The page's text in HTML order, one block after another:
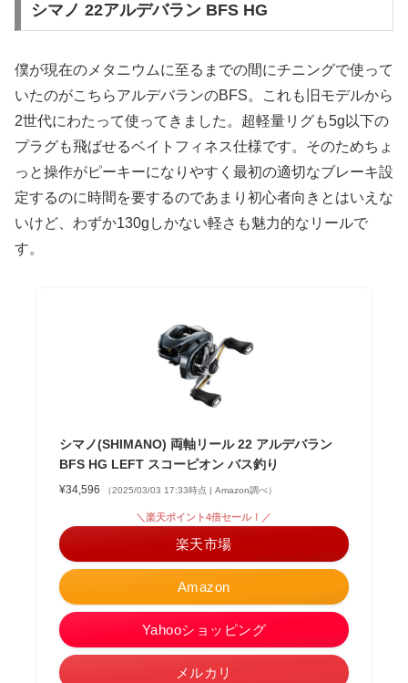
シマノ 22アルデバラン BFS HG
僕が現在のメタニウムに至るまでの間にチニングで使って
いたのがこちらアルデバランのBFS。これも旧モデルから
2世代にわたって使ってきました。超軽量リグも5g以下の
プラグも飛ばせるベイトフィネス仕様です。そのためちょ
っと操作がピーキーになりやすく最初の適切なブレーキ設
定するのに時間を要するのであまり初心者向きとはいえな
いけど、わずか130gしかない軽さも魅力的なリールで
す。
シマノ(SHIMANO) 両軸リール 22 アルデバラン
BFS HG LEFT スコーピオン バス釣り
¥34,596 （2025/03/03 17:33時点 | Amazon調べ）
Amazon
＼楽天ポイント4倍セール！／
楽天市場
Yahooショッピング
メルカリ